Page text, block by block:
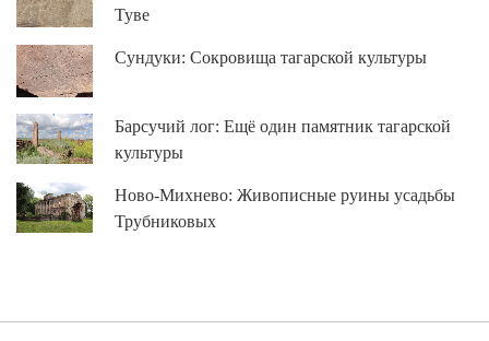
Туве
Сундуки: Сокровища тагарской культуры
Барсучий лог: Ещё один памятник тагарской
культуры
Ново-Михнево: Живописные руины усадьбы
Трубниковых